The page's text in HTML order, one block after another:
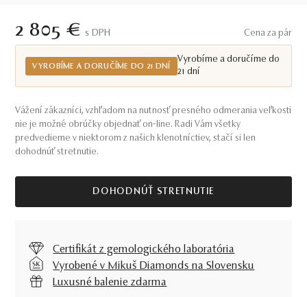
2 805 € S DPH Cena za pár
VYROBÍME A DORUČÍME DO 21 DNÍ
Vyrobíme a doručíme do
21 dní
Vážení zákazníci, vzhľadom na nutnosť presného odmerania veľkosti
nie je možné obrúčky objednať on-line. Radi Vám všetky
predvedieme v niektorom z našich klenotníctiev, stačí si len
dohodnúť stretnutie.
DOHODNÚŤ STRETNUTIE
Certifikát z gemologického laboratória
Vyrobené v Mikuš Diamonds na Slovensku
Luxusné balenie zdarma